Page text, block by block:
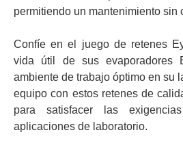
permitiendo un mantenimiento sin
Confíe en el juego de retenes
vida útil de sus evaporadores
ambiente de trabajo óptimo en su
equipo con estos retenes de
para satisfacer las
aplicaciones de laboratorio.